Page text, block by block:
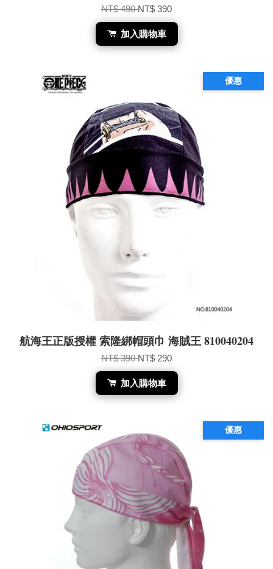
NT$ 490NT$ 390
加入購物車
優惠
航海王正版授權 索隆綁帽頭巾 海賊王 810040204
NT$ 390NT$ 290
加入購物車
優惠